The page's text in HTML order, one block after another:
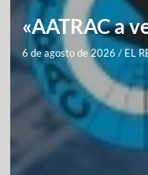
«AATRAC a
6 de agosto de 2026 / EL